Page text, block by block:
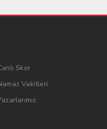
Skor
Vakitleri